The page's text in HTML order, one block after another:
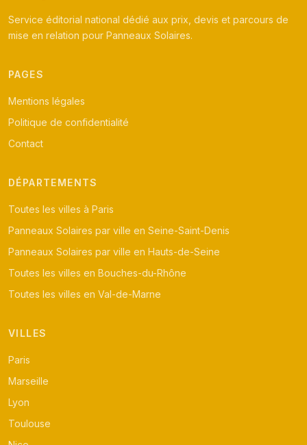
Service éditorial national dédié aux prix, devis et parcours de
mise en relation pour Panneaux Solaires.
PAGES
Mentions légales
Politique de confidentialité
Contact
DÉPARTEMENTS
Toutes les villes à Paris
Panneaux Solaires par ville en Seine-Saint-Denis
Panneaux Solaires par ville en Hauts-de-Seine
Toutes les villes en Bouches-du-Rhône
Toutes les villes en Val-de-Marne
VILLES
Paris
Marseille
Lyon
Toulouse